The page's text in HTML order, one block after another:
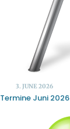
3. JUNE 2026
Termine Juni 2026